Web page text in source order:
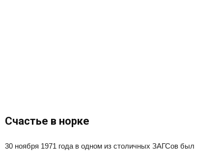
Счастье в норке
30 ноября 1971 года в одном из столичных ЗАГСов был